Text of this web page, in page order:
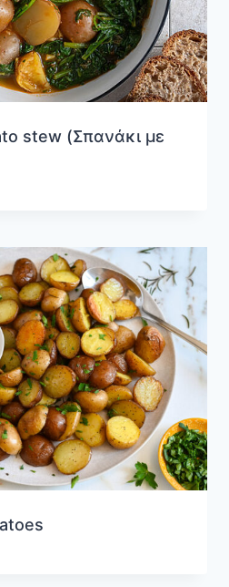
stew (Σπανάκι με